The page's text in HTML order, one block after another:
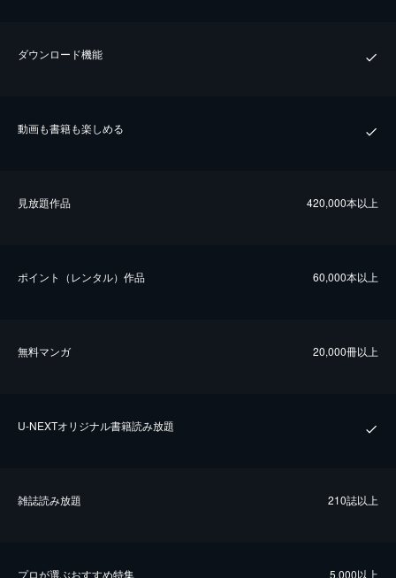
ダウンロード機能
動画も書籍も楽しめる
⾒放題作品 420,000本以上
ポイント（レンタル）作品 60,000本以上
無料マンガ 20,000冊以上
U-NEXTオリジナル書籍読み放題
雑誌読み放題 210誌以上
プロが選ぶおすすめ特集 5,000以上